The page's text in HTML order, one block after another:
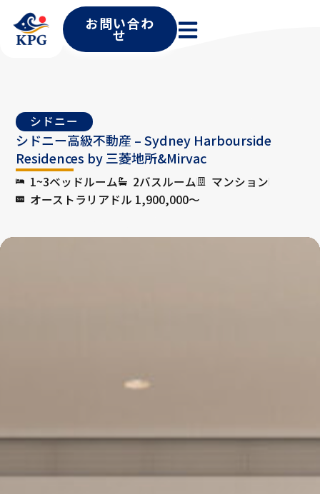
お問い合わ
せ
シドニー
シドニー高級不動産 – Sydney Harbourside
Residences by 三菱地所&Mirvac
1~3ベッドルーム 2バスルーム
マンション
オーストラリアドル 1,900,000〜